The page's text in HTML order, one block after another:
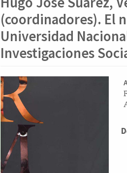
(coordinadores). El
Universidad
Investigaciones
Barra
lateral
del
artículo